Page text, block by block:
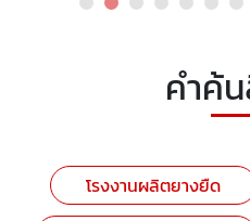
คำค้
โรงงานผลิตยางยืด